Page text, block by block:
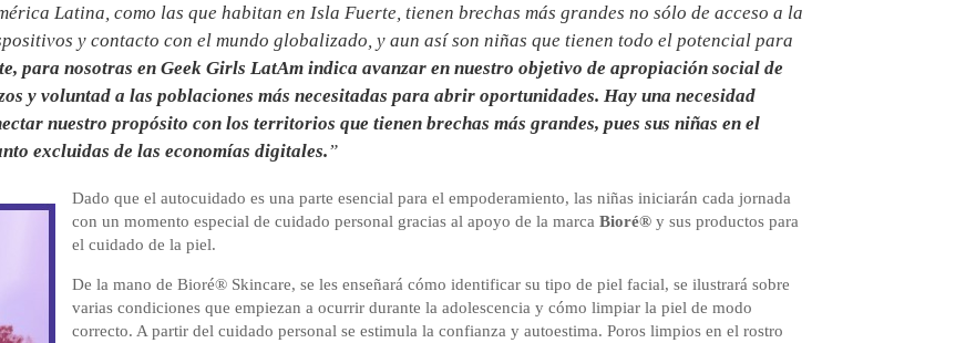
Latina, como las que habitan en Isla Fuerte, tienen brechas más grandes no sólo de acceso a la
y contacto con el mundo globalizado, y aun así son niñas que tienen todo el potencial para
para nosotras en Geek Girls LatAm indica avanzar en nuestro objetivo de apropiación social de
y voluntad a las poblaciones más necesitadas para abrir oportunidades. Hay una necesidad
nuestro propósito con los territorios que tienen brechas más grandes, pues sus niñas en el
excluidas de las economías digitales.”
Dado que el autocuidado es una parte esencial para el empoderamiento, las niñas iniciarán cada jornada
con un momento especial de cuidado personal gracias al apoyo de la marca Bioré®y sus productos para
el cuidado de la piel.
De la mano de Bioré® Skincare, se les enseñará cómo identificar su tipo de piel facial, se ilustrará sobre
varias condiciones que empiezan a ocurrir durante la adolescencia y cómo limpiar la piel de modo
correcto. A partir del cuidado personal se estimula la confianza y autoestima. Poros limpios en el rostro